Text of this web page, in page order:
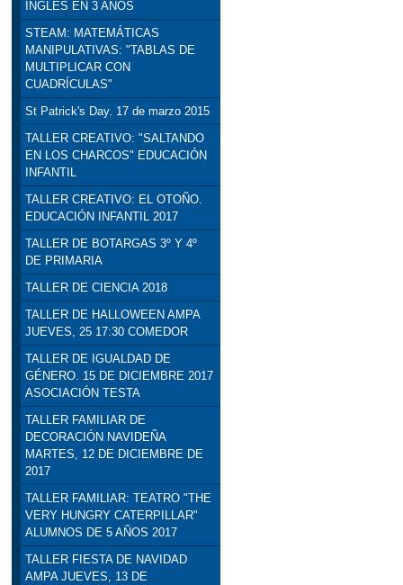
INGLÉS EN 3 AÑOS
STEAM: MATEMÁTICAS
MANIPULATIVAS: "TABLAS DE
MULTIPLICAR CON
CUADRÍCULAS"
St Patrick's Day. 17 de marzo 2015
TALLER CREATIVO: "SALTANDO
EN LOS CHARCOS" EDUCACIÓN
INFANTIL
TALLER CREATIVO: EL OTOÑO.
EDUCACIÓN INFANTIL 2017
TALLER DE BOTARGAS 3º Y 4º
DE PRIMARIA
TALLER DE CIENCIA 2018
TALLER DE HALLOWEEN AMPA
JUEVES, 25 17:30 COMEDOR
TALLER DE IGUALDAD DE
GÉNERO. 15 DE DICIEMBRE 2017
ASOCIACIÓN TESTA
TALLER FAMILIAR DE
DECORACIÓN NAVIDEÑA
MARTES, 12 DE DICIEMBRE DE
2017
TALLER FAMILIAR: TEATRO "THE
VERY HUNGRY CATERPILLAR"
ALUMNOS DE 5 AÑOS 2017
TALLER FIESTA DE NAVIDAD
AMPA JUEVES, 13 DE